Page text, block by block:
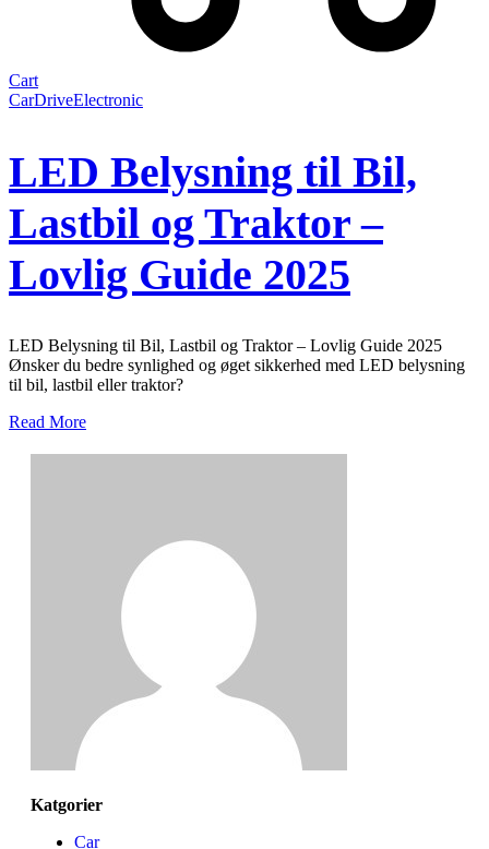
Cart
CarDriveElectronic
LED Belysning til Bil,
Lastbil og Traktor –
Lovlig Guide 2025
LED Belysning til Bil, Lastbil og Traktor – Lovlig Guide 2025
Ønsker du bedre synlighed og øget sikkerhed med LED belysning
til bil, lastbil eller traktor?
Read More
Katgorier
Car